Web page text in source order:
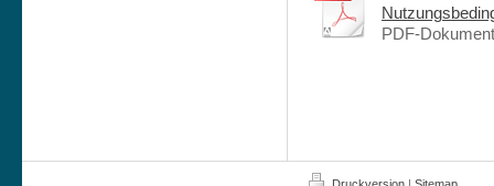
PDF-